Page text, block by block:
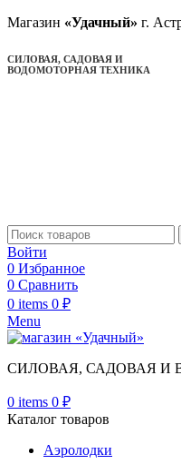
Магазин «Удачный» г.
СИЛОВАЯ, САДОВАЯ И
ВОДОМОТОРНАЯ ТЕХНИКА
Войти
0 Избранное
0 Сравнить
0 items 0 ₽
Menu
СИЛОВАЯ, САДОВАЯ И
0 items 0 ₽
Каталог товаров
Аэролодки